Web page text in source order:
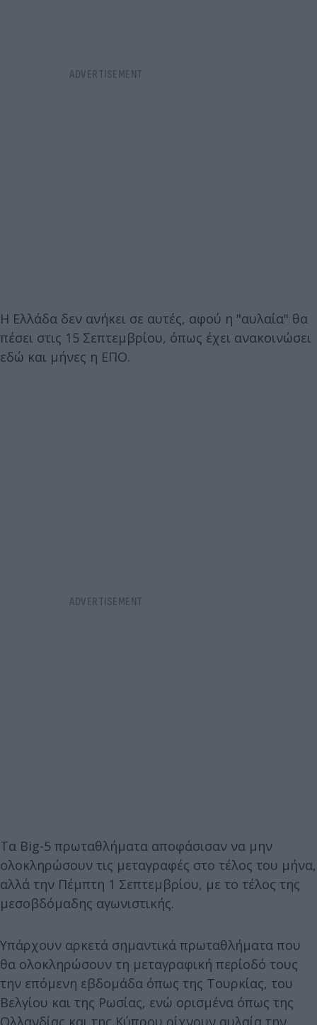
Η Ελλάδα δεν ανήκει σε αυτές, αφού η "αυλαία" θα
πέσει στις 15 Σεπτεμβρίου, όπως έχει ανακοινώσει
εδώ και μήνες η ΕΠΟ.
Τα Big-5 πρωταθλήματα αποφάσισαν να μην
ολοκληρώσουν τις μεταγραφές στο τέλος του μήνα,
αλλά την Πέμπτη 1 Σεπτεμβρίου, με το τέλος της
μεσοβδόμαδης αγωνιστικής.
Υπάρχουν αρκετά σημαντικά πρωταθλήματα που
θα ολοκληρώσουν τη μεταγραφική περίοδό τους
την επόμενη εβδομάδα όπως της Τουρκίας, του
Βελγίου και της Ρωσίας, ενώ ορισμένα όπως της
Ολλανδίας και της Κύπρου ρίχνουν αυλαία την